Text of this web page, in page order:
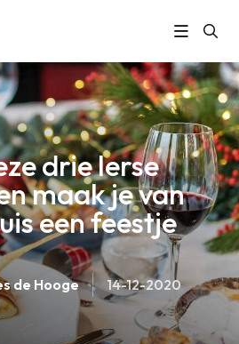
Met deze drie Ierse gerechten maak je van kerst thuis een feestje
drie Ierse
maak je van
een feestje
de Hooge 14-12-2020